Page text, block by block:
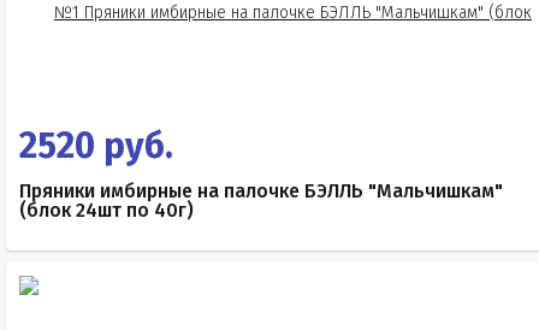
2520 руб.
Пряники имбирные на палочке БЭЛЛЬ "Мальчишкам"
(блок 24шт по 40г)